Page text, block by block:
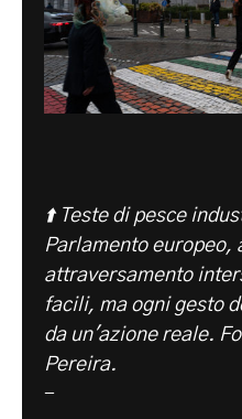
⬆️ Teste di pesce
Parlamento europeo,
attraversamento
facili, ma ogni gesto
da un'azione reale.
Pereira.
-